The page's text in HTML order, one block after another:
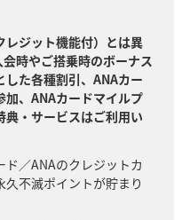
レジット機能付）とは異
時やご搭乗時のボーナス
た各種割引、ANAカー
加、ANAカードマイルプ
典・サービスはご利用い
／ANAのクレジットカ
不滅ポイントが貯まり